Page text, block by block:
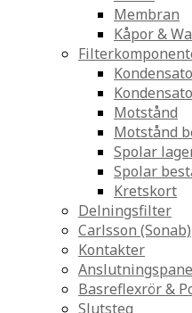
Membran
Kåpor &
Motstånd
Motstånd
Spolar
Spolar
Kretskort
Delningsfilter
Carlsson (Sonab)
Kontakter
Basreflexrör &
Slutsteg